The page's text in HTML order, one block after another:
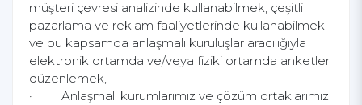
müşteri çevresi analizinde kullanabilmek, çeşitli
pazarlama ve reklam faaliyetlerinde kullanabilmek
ve bu kapsamda anlaşmalı kuruluşlar aracılığıyla
elektronik ortamda ve/veya fiziki ortamda anketler
düzenlemek,
· Anlaşmalı kurumlarımız ve çözüm ortaklarımız